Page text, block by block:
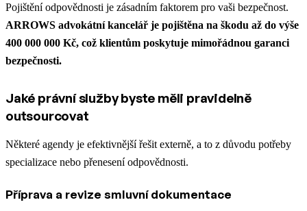
Pojištění odpovědnosti je zásadním faktorem pro vaši bezpečnost.
ARROWS advokátní kancelář je pojištěna na škodu až do výše
400 000 000 Kč, což klientům poskytuje mimořádnou garanci
bezpečnosti.
Jaké právní služby byste měli pravidelně
outsourcovat
Některé agendy je efektivnější řešit externě, a to z důvodu potřeby
specializace nebo přenesení odpovědnosti.
Příprava a revize smluvní dokumentace